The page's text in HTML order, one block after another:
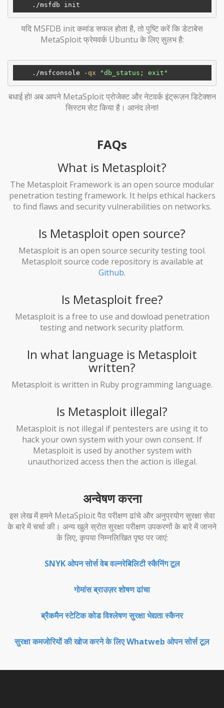
यदि MSFDB init कमांड सफल होता है, तो पुष्टि करें कि डेटाबेस
MetaSploit फ्रेमवर्क Ubuntu के लिए सुलभ है:
    ./msfconsole -
qx "db_status; exit"
बधाई हो! अब आपने MetaSploit प्रोजेक्ट और नेटवर्क इंट्रूज़न डिटेक्शन
सिस्टम सेट किया है। आनंद लेना!
FAQs
What is Metasploit?
The Metasploit Framework is an open source modular
penetration testing framework. It helps ethical hackers
to find flaws and security vulnerabilities on networks.
Is Metasploit open source?
Metasploit is an open source security testing tool.
Metasploit source code repository is available at
Github.
Is Metasploit free?
Metasploit is a free to use and dowload penetration
testing and network security platform.
In what language is Metasploit
written?
Metasploit is written in Ruby programming language.
Is Metasploit illegal?
Metasploit is not illegal if pentesters are using it to
hack your own system with your own consent. If
Metasploit is used by another system with
unauthorized access then the action is illegal.
अन्वेषण करना
इस लेख में हमने MetaSploit पैठ परीक्षण ढांचे और अनुप्रयोग सुरक्षा सेवा
के बारे में चर्चा की। अन्य खुले स्रोत सुरक्षा परीक्षण उपकरणों के बारे में जानने
के लिए, कृपया निम्नलिखित पृष्ठ पर जाएं:
SNYK ओपन सोर्स वेब वल्नरेबिलिटी स्कैनिंग टूल
गोमांस ब्राउज़र शोषण ढांचा
ब्रैकमैन स्टेटिक कोड विश्लेषण सुरक्षा भेद्यता स्कैनर
सुरक्षा कमजोरियों की खोज करने के लिए Whatweb ओपन सोर्स टूल